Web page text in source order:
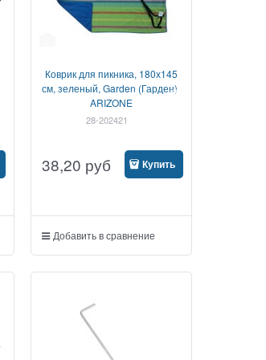
Коврик для пикника, 180х145
см, зеленый, Garden (Гарден),
ARIZONE
28-202421
38,20 руб Купить
Добавить в сравнение